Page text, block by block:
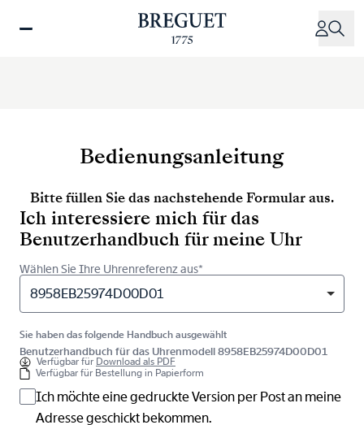
zum
Bedienungsanleitung
Bitte füllen Sie das nachstehende Formular aus.
Ich interessiere mich für das
Benutzerhandbuch für meine Uhr
Wählen Sie Ihre Uhrenreferenz aus*
8958EB25974D00D01
Sie haben das folgende Handbuch ausgewählt
Benutzerhandbuch für das Uhrenmodell 8958EB25974D00D01
Verfügbar für Download als PDF
Verfügbar für Bestellung in Papierform
Ich möchte eine gedruckte Version per Post an meine
Adresse geschickt bekommen.